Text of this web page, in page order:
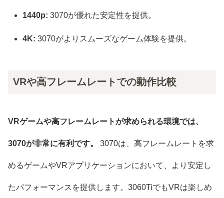
1440p: 3070が優れた安定性を提供。
4K: 3070がよりスムーズなゲーム体験を提供。
VRや高フレームレートでの動作比較
VRゲームや高フレームレートが求められる環境では、
3070が非常に有利です。 3070は、高フレームレートを求
めるゲームやVRアプリケーションにおいて、より安定し
たパフォーマンスを提供します。3060TiでもVRは楽しめ